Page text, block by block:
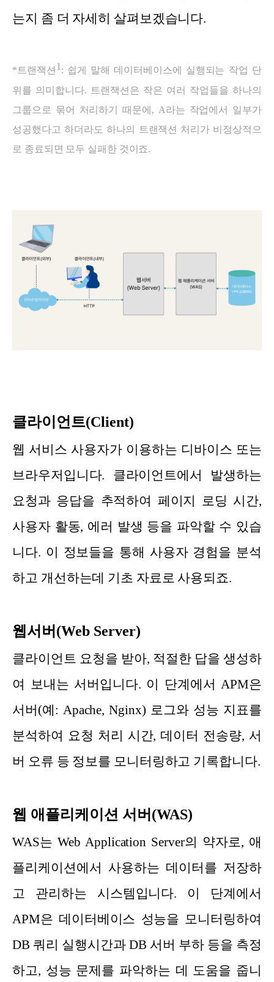
는지 좀 더 자세히 살펴보겠습니다.
*트랜잭션1: 쉽게 말해 데이터베이스에 실행되는 작업 단
위를 의미합니다. 트랜잭션은 작은 여러 작업들을 하나의
그룹으로 묶어 처리하기 때문에, A라는 작업에서 일부가
성공했다고 하더라도 하나의 트랜잭션 처리가 비정상적으
로 종료되면 모두 실패한 것이죠.
클라이언트(Client)
웹 서비스 사용자가 이용하는 디바이스 또는
브라우저입니다. 클라이언트에서 발생하는
요청과 응답을 추적하여 페이지 로딩 시간,
사용자 활동, 에러 발생 등을 파악할 수 있습
니다. 이 정보들을 통해 사용자 경험을 분석
하고 개선하는데 기초 자료로 사용되죠.
웹서버(Web Server)
클라이언트 요청을 받아, 적절한 답을 생성하
여 보내는 서버입니다. 이 단계에서 APM은
서버(예: Apache, Nginx) 로그와 성능 지표를
분석하여 요청 처리 시간, 데이터 전송량, 서
버 오류 등 정보를 모니터링하고 기록합니다.
웹 애플리케이션 서버(WAS)
WAS는 Web Application Server의 약자로, 애
플리케이션에서 사용하는 데이터를 저장하
고 관리하는 시스템입니다. 이 단계에서
APM은 데이터베이스 성능을 모니터링하여
DB 쿼리 실행시간과 DB 서버 부하 등을 측정
하고, 성능 문제를 파악하는 데 도움을 줍니